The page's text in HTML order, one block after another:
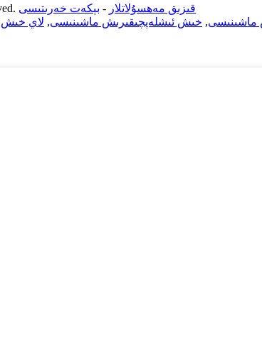
قىزىق مەھسۇلاتلار - بېكەت خەرىتىسى
ماشىنىسى, خىش ئىشلەپچىقىرىش ماشىنىسى, لاي خىش